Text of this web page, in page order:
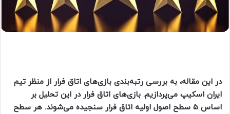
در این مقاله، به بررسی رتبه‌بندی بازی‌های اتاق فرار از منظر تیم
ایران اسکیپ می‌پردازیم. بازی‌های اتاق فرار در این تحلیل بر
اساس 5 سطح اصول اولیه اتاق فرار سنجیده می‌شوند. هر سطح